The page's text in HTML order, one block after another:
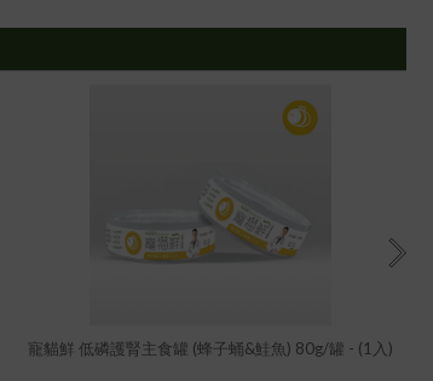
寵貓鮮 低磷護腎主食罐 (蜂子蛹&鮭魚) 80g/罐 - (1入)